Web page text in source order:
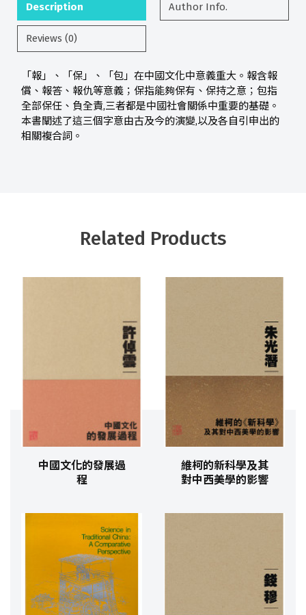
Description Author Info.
Reviews (0)
「報」、「保」、「包」在中國文化中意義重大。報含報
償、報答、報仇等意義；保指能夠保有、保持之意；包指
全部保任、負全責,三者都是中國社會關係中重要的基礎。
本書闡述了這三個字意由古及今的演變,以及各自引申出的
相關複合詞。
Related Products
中國文化的發展過
程
維柯的新科學及其
對中西美學的影響